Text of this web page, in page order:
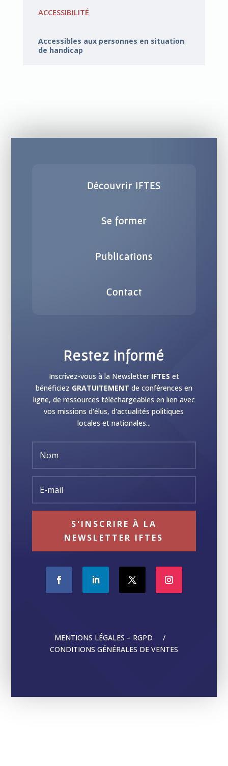
ACCESSIBILITÉ
Accessibles aux personnes en situation
de handicap
Découvrir IFTES
Se former
Publications
Contact
Restez informé
Inscrivez-vous à la Newsletter IFTES et
bénéficiez GRATUITEMENT de conférences en
ligne, de ressources téléchargeables en lien avec
vos missions d'élus, d'actualités politiques
locales et nationales...
S'INSCRIRE À LA
NEWSLETTER IFTES
MENTIONS LÉGALES – RGPD /
CONDITIONS GÉNÉRALES DE VENTES